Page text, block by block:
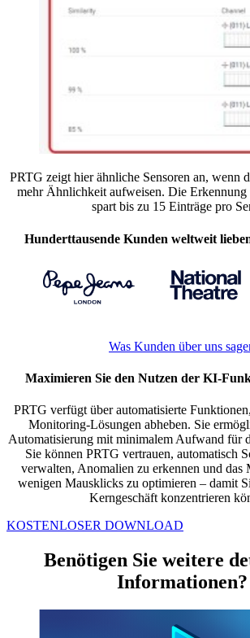
PRTG zeigt hier ähnliche Sensoren an, wenn
mehr Ähnlichkeit aufweisen. Die Erkennung
spart bis zu 15 Einträge pro
Hunderttausende Kunden weltweit
Was Kunden über uns
Maximieren Sie den Nutzen der KI-
PRTG verfügt über automatisierte
Monitoring-Lösungen abheben. Sie
Automatisierung mit minimalem Aufwand für
Sie können PRTG vertrauen, automatisch
verwalten, Anomalien zu erkennen und
wenigen Mausklicks zu optimieren – damit
Kerngeschäft konzentrieren
KOSTENLOSER DOWNLOAD
Benötigen Sie weitere
Informationen?